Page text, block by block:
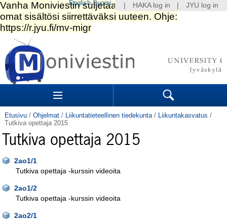
Siirry
sisältöön.
|
Siirry
navigointiin
Sections Search
Etusivu / Ohjelmat / Liikuntatieteellinen tiedekunta / Liikuntakasvatus /
Tutkiva opettaja 2015
Tutkiva opettaja 2015
2ao1/1
Tutkiva opettaja -kurssin videoita
2ao1/2
Tutkiva opettaja -kurssin videoita
2ao2/1
HAKA log in JYU log in
English Suomi